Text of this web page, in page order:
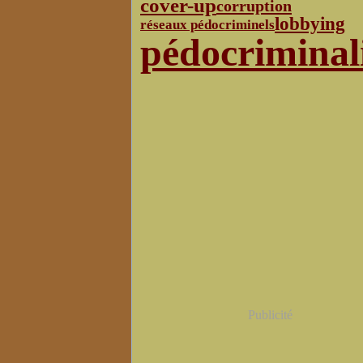
cover-upcorruption
réseaux pédocriminelslobbying
Publicité